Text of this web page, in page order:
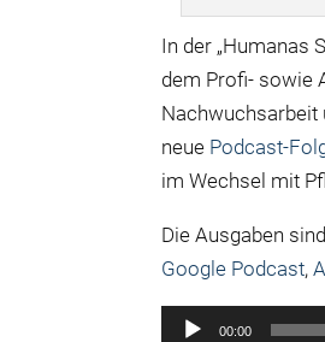
In der „Humanas
dem Profi- sowie
Nachwuchsarbeit
neue Podcast-
im Wechsel mit
Die Ausgaben
Google Podcast,
Audio-
00:00